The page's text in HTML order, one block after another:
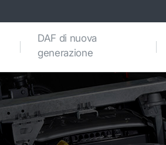
DAF di nuova
generazione